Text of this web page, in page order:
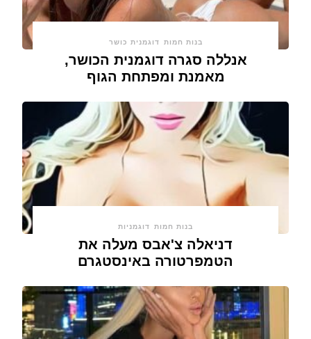
בנות חמות דוגמנית כושר
אנללה סגרה דוגמנית הכושר,
מאמנת ומפתחת הגוף
בנות חמות דוגמניות
דניאלה צ'אבס מעלה את
הטמפרטורה באינסטגרם